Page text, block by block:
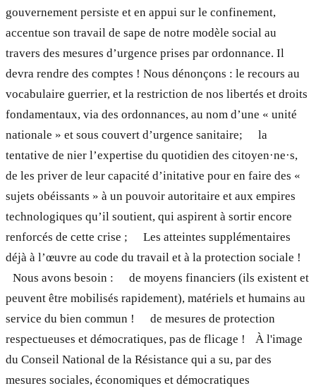
gouvernement persiste et en appui sur le confinement,
accentue son travail de sape de notre modèle social au
travers des mesures d’urgence prises par ordonnance. Il
devra rendre des comptes ! Nous dénonçons : le recours au
vocabulaire guerrier, et la restriction de nos libertés et droits
fondamentaux, via des ordonnances, au nom d’une « unité
nationale » et sous couvert d’urgence sanitaire; la
tentative de nier l’expertise du quotidien des citoyen·ne·s,
de les priver de leur capacité d’initative pour en faire des «
sujets obéissants » à un pouvoir autoritaire et aux empires
technologiques qu’il soutient, qui aspirent à sortir encore
renforcés de cette crise ; Les atteintes supplémentaires
déjà à l’œuvre au code du travail et à la protection sociale !
Nous avons besoin : de moyens financiers (ils existent et
peuvent être mobilisés rapidement), matériels et humains au
service du bien commun ! de mesures de protection
respectueuses et démocratiques, pas de flicage ! À l'image
du Conseil National de la Résistance qui a su, par des
mesures sociales, économiques et démocratiques